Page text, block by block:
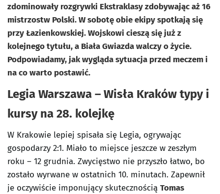
zdominowały rozgrywki Ekstraklasy zdobywając aż 16
mistrzostw Polski. W sobotę obie ekipy spotkają się
przy Łazienkowskiej. Wojskowi cieszą się już z
kolejnego tytułu, a Biała Gwiazda walczy o życie.
Podpowiadamy, jak wygląda sytuacja przed meczem i
na co warto postawić.
Legia Warszawa – Wisła Kraków typy i
kursy na 28. kolejkę
W Krakowie lepiej spisała się Legia, ogrywając
gospodarzy 2:1. Miało to miejsce jeszcze w zeszłym
roku – 12 grudnia. Zwycięstwo nie przyszło łatwo, bo
zostało wyrwane w ostatnich 10. minutach. Zapewnił
je oczywiście imponujący skutecznością Tomas